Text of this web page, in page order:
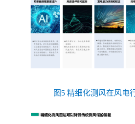
图5 精细化测风在风电